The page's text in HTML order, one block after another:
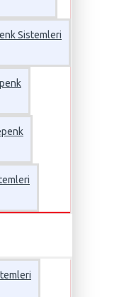
Sistemleri